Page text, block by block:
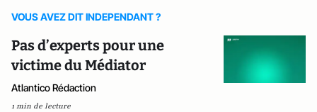
VOUS AVEZ DIT INDEPENDANT ?
Pas d’experts pour une
victime du Médiator
Atlantico Rédaction
1 min de lecture